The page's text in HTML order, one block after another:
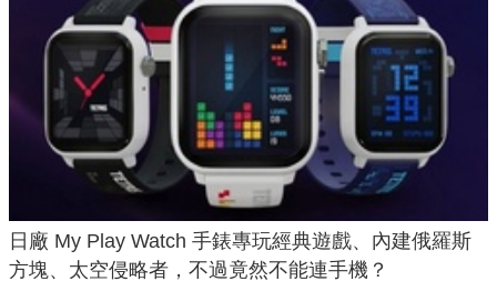
日廠 My Play Watch 手錶專玩經典遊戲、內建俄羅斯
方塊、太空侵略者，不過竟然不能連手機？